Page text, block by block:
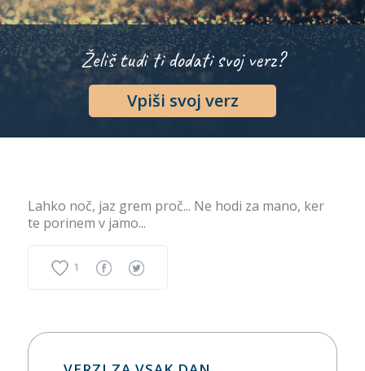
Želiš tudi ti dodati svoj verz?
Vpiši svoj verz
Lahko noč, jaz grem proč... Ne hodi za mano, ker
te porinem v jamo...
1